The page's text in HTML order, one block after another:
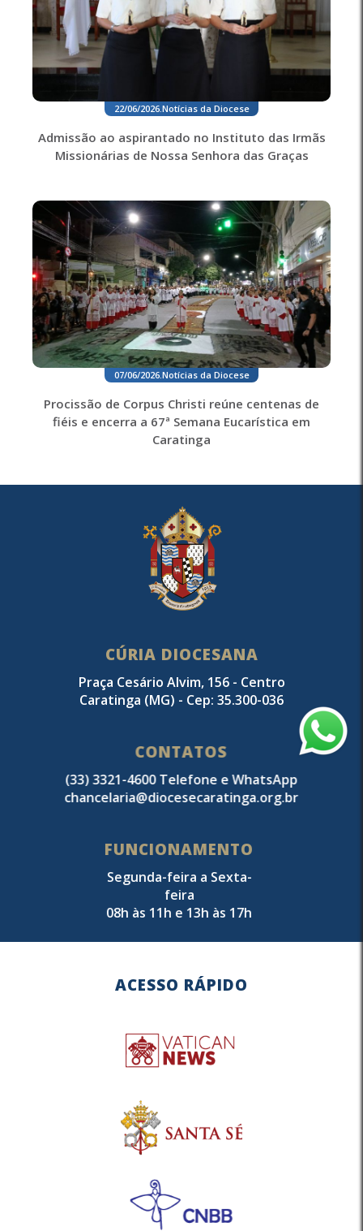
22/06/2026. Notícias da Diocese
Admissão ao aspirantado no Instituto das Irmãs
Missionárias de Nossa Senhora das Graças
07/06/2026.Notícias da Diocese
Procissão de Corpus Christi reúne centenas de
fiéis e encerra a 67ª Semana Eucarística em
Caratinga
CÚRIA DIOCESANA
Praça Cesário Alvim, 156 - Centro
Caratinga (MG) - Cep: 35.300-036
CONTATOS
(33) 3321-4600 Telefone e WhatsApp
chancelaria@diocesecaratinga.org.br
FUNCIONAMENTO
Segunda-feira a Sexta-
feira
08h às 11h e 13h às 17h
ACESSO RÁPIDO